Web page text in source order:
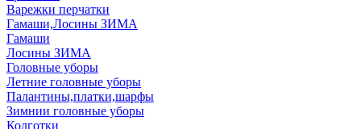
Варежки перчатки
Гамаши,Лосины ЗИМА
Гамаши
Лосины ЗИМА
Головные уборы
Летние головные уборы
Палантины,платки,шарфы
Зимнии головные уборы
Колготки